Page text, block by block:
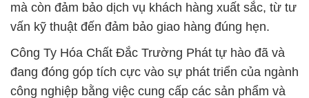
mà còn đảm bảo dịch vụ khách hàng xuất sắc, từ tư
vấn kỹ thuật đến đảm bảo giao hàng đúng hẹn.
Công Ty Hóa Chất Đắc Trường Phát tự hào đã và
đang đóng góp tích cực vào sự phát triển của ngành
công nghiệp bằng việc cung cấp các sản phẩm và